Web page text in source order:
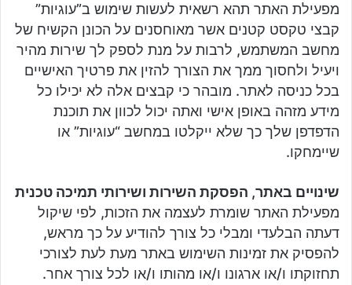
מפעילת האתר תהא רשאית לעשות שימוש ב”עוגיות”
קבצי טקסט קטנים אשר מאוחסנים על הכונן הקשיח של
מחשב המשתמש, לרבות על מנת לספק לך שירות מהיר
ויעיל ולחסוך ממך את הצורך להזין את פרטיך האישיים
בכל כניסה לאתר. מובהר כי קבצים אלה לא יכילו כל
מידע מזהה באופן אישי ואתה יכול לכוון את תוכנת
הדפדפן שלך כך שלא ייקלטו במחשב “עוגיות” או
שיימחקו.
שינויים באתר, הפסקת השירות ושירותי תמיכה טכנית
מפעילת האתר שומרת לעצמה את הזכות, לפי שיקול
דעתה הבלעדי ומבלי כל צורך להודיע על כך מראש,
להפסיק את זמינות השימוש באתר מעת לעת לצורכי
תחזוקתו ו/או ארגונו ו/או מהותו ו/או לכל צורך אחר.